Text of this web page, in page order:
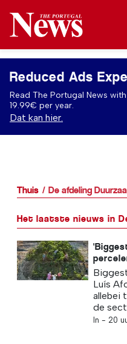
Reduced Ads
Read The Portugal News
19.99€ per year.
Dat kan hier.
Thuis De afdeling
Het laatste nieuws in
Luís
allebei
de
In - 20